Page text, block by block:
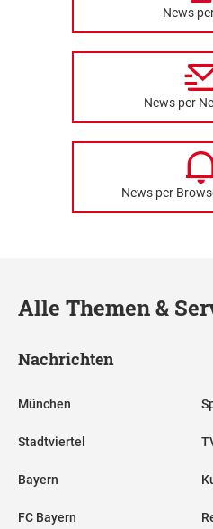
News
News per
News per
Alle Themen &
Nachrichten
München
Stadtviertel
Bayern
FC Bayern